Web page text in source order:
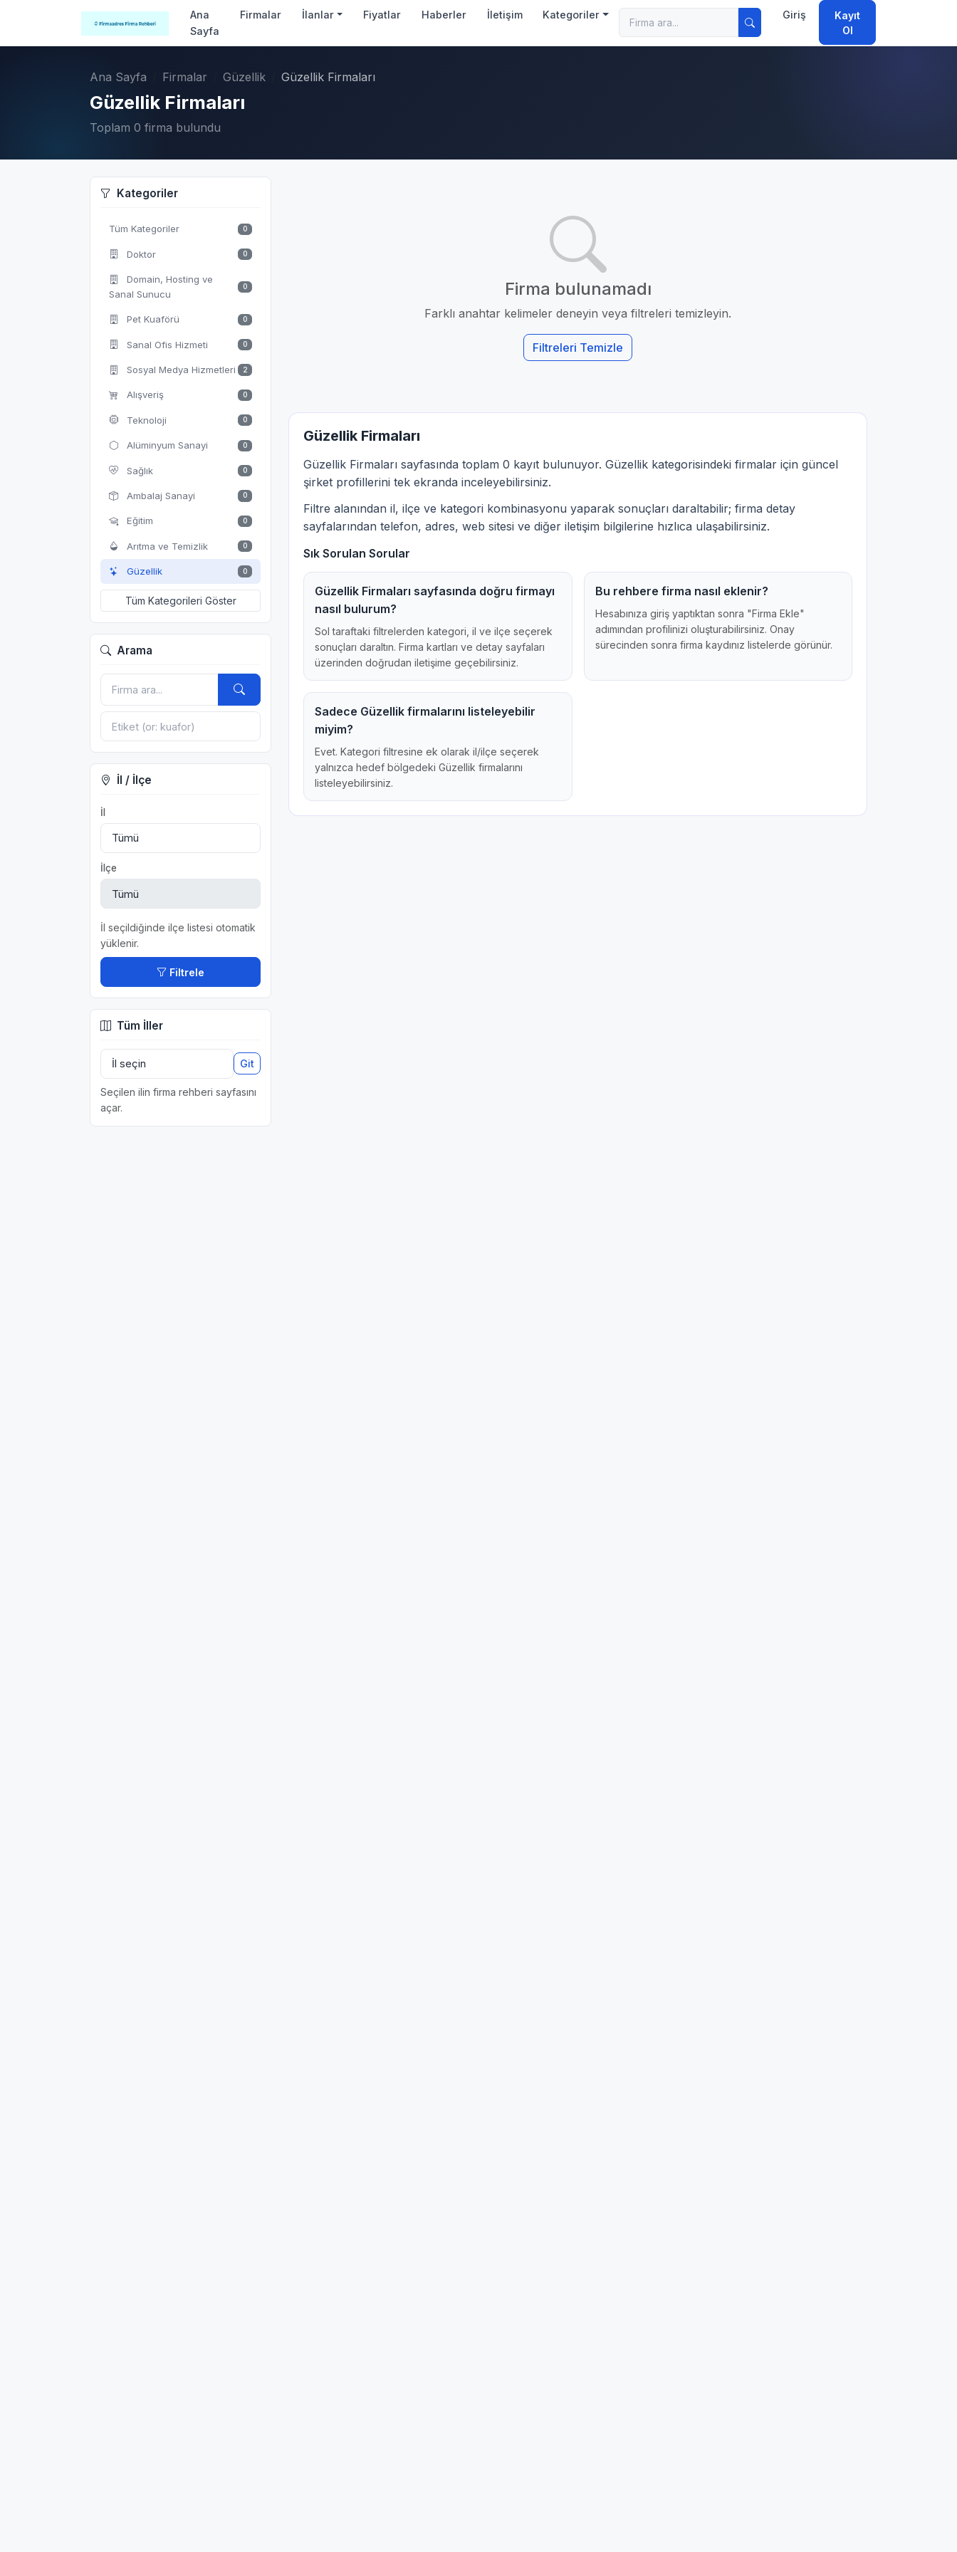
Ana
Sayfa
Firmalar İlanlar Fiyatlar Haberler İletişim Kategoriler Giriş
Kayıt
Ol
Ana Sayfa Firmalar Güzellik Güzellik Firmaları
Güzellik Firmaları
Toplam 0 firma bulundu
Kategoriler
Tüm Kategoriler 0
Doktor 0
Domain, Hosting ve
Sanal Sunucu
0
Pet Kuaförü 0
Sanal Ofis Hizmeti 0
Sosyal Medya Hizmetleri 2
Alışveriş 0
Teknoloji 0
Alüminyum Sanayi 0
Sağlık 0
Ambalaj Sanayi 0
Eğitim 0
Arıtma ve Temizlik 0
Güzellik 0
Tüm Kategorileri Göster
Arama
İl / İlçe
İl
İlçe
İl seçildiğinde ilçe listesi otomatik
yüklenir.
Filtrele
Tüm İller
Git
Seçilen ilin firma rehberi sayfasını
açar.
Firma bulunamadı
Farklı anahtar kelimeler deneyin veya filtreleri temizleyin.
Filtreleri Temizle
Güzellik Firmaları
Güzellik Firmaları sayfasında toplam 0 kayıt bulunuyor. Güzellik kategorisindeki firmalar için güncel
şirket profillerini tek ekranda inceleyebilirsiniz.
Filtre alanından il, ilçe ve kategori kombinasyonu yaparak sonuçları daraltabilir; firma detay
sayfalarından telefon, adres, web sitesi ve diğer iletişim bilgilerine hızlıca ulaşabilirsiniz.
Sık Sorulan Sorular
Güzellik Firmaları sayfasında doğru firmayı
nasıl bulurum?
Sol taraftaki filtrelerden kategori, il ve ilçe seçerek
sonuçları daraltın. Firma kartları ve detay sayfaları
üzerinden doğrudan iletişime geçebilirsiniz.
Bu rehbere firma nasıl eklenir?
Hesabınıza giriş yaptıktan sonra "Firma Ekle"
adımından profilinizi oluşturabilirsiniz. Onay
sürecinden sonra firma kaydınız listelerde görünür.
Sadece Güzellik firmalarını listeleyebilir
miyim?
Evet. Kategori filtresine ek olarak il/ilçe seçerek
yalnızca hedef bölgedeki Güzellik firmalarını
listeleyebilirsiniz.